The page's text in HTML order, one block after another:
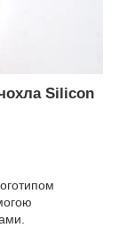
Silicon